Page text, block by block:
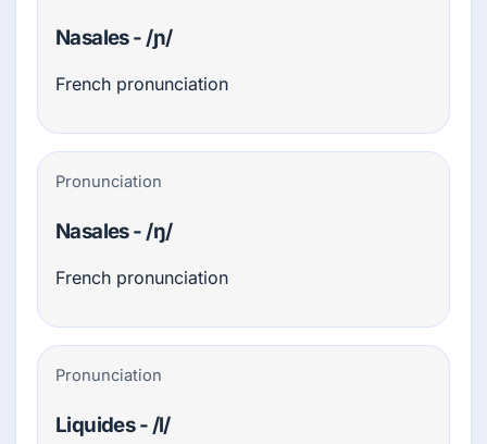
Nasales - /ɲ/
French pronunciation
Pronunciation
Nasales - /ŋ/
French pronunciation
Pronunciation
Liquides - /l/